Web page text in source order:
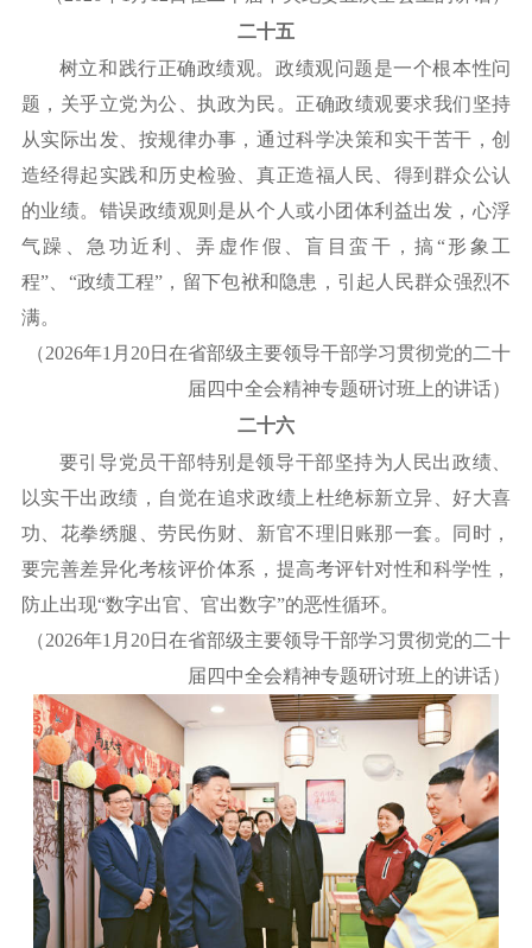
二十五
树立和践行正确政绩观。政绩观问题是一个根本性问
题，关乎立党为公、执政为民。正确政绩观要求我们坚持
从实际出发、按规律办事，通过科学决策和实干苦干，创
造经得起实践和历史检验、真正造福人民、得到群众公认
的业绩。错误政绩观则是从个人或小团体利益出发，心浮
气躁、急功近利、弄虚作假、盲目蛮干，搞“形象工
程”、“政绩工程”，留下包袱和隐患，引起人民群众强烈不
满。
（2026年1月20日在省部级主要领导干部学习贯彻党的二十
届四中全会精神专题研讨班上的讲话）
二十六
要引导党员干部特别是领导干部坚持为人民出政绩、
以实干出政绩，自觉在追求政绩上杜绝标新立异、好大喜
功、花拳绣腿、劳民伤财、新官不理旧账那一套。同时，
要完善差异化考核评价体系，提高考评针对性和科学性，
防止出现“数字出官、官出数字”的恶性循环。
（2026年1月20日在省部级主要领导干部学习贯彻党的二十
届四中全会精神专题研讨班上的讲话）